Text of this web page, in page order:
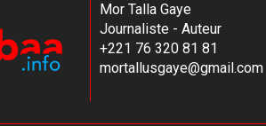
Mor Talla Gaye
Journaliste - Auteur
+221 76 320 81 81
mortallusgaye@gmail.com